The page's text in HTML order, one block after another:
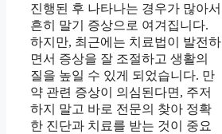
진행된 후 나타나는 경우가 많아서
흔히 말기 증상으로 여겨집니다.
하지만, 최근에는 치료법이 발전하
면서 증상을 잘 조절하고 생활의
질을 높일 수 있게 되었습니다. 만
약 관련 증상이 의심된다면, 주저
하지 말고 바로 전문의 찾아 정확
한 진단과 치료를 받는 것이 중요